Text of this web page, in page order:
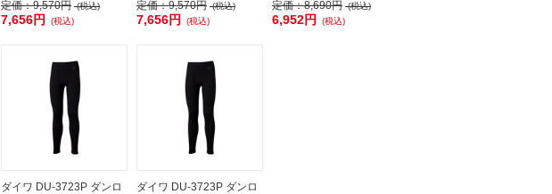
定価：9,570円 (税込)
7,656円 (税込)
定価：9,570円 (税込)
7,656円 (税込)
定価：8,690円 (税込)
6,952円 (税込)
ダイワ DU-3723P ダンロ
ダイワ DU-3723P ダンロ